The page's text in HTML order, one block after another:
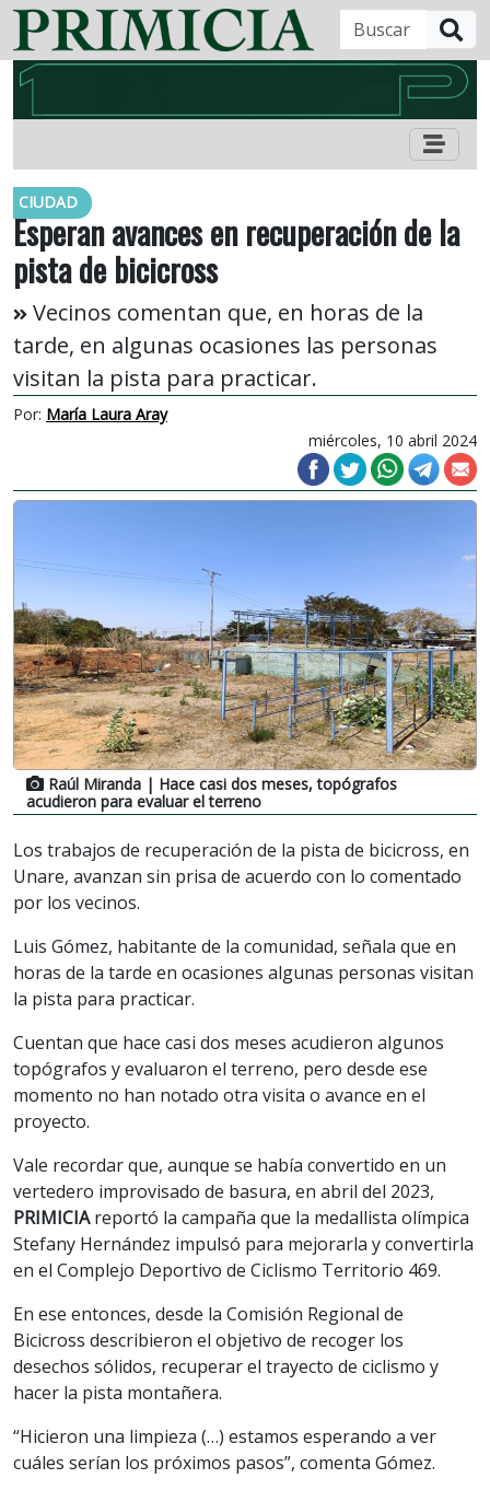
CIUDAD
Esperan avances en recuperación de la
pista de bicicross
Vecinos comentan que, en horas de la
tarde, en algunas ocasiones las personas
visitan la pista para practicar.
Por: María Laura Aray
miércoles, 10 abril 2024
Raúl Miranda | Hace casi dos meses, topógrafos
acudieron para evaluar el terreno
Los trabajos de recuperación de la pista de bicicross, en
Unare, avanzan sin prisa de acuerdo con lo comentado
por los vecinos.
Luis Gómez, habitante de la comunidad, señala que en
horas de la tarde en ocasiones algunas personas visitan
la pista para practicar.
Cuentan que hace casi dos meses acudieron algunos
topógrafos y evaluaron el terreno, pero desde ese
momento no han notado otra visita o avance en el
proyecto.
Vale recordar que, aunque se había convertido en un
vertedero improvisado de basura, en abril del 2023,
PRIMICIAreportó la campaña que la medallista olímpica
Stefany Hernández impulsó para mejorarla y convertirla
en el Complejo Deportivo de Ciclismo Territorio 469.
En ese entonces, desde la Comisión Regional de
Bicicross describieron el objetivo de recoger los
desechos sólidos, recuperar el trayecto de ciclismo y
hacer la pista montañera.
“Hicieron una limpieza (…) estamos esperando a ver
cuáles serían los próximos pasos”, comenta Gómez.